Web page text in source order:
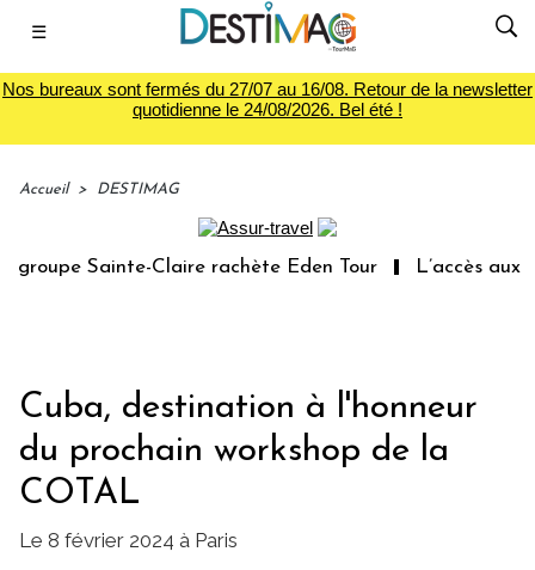
☰
Nos bureaux sont fermés du 27/07 au 16/08. Retour de la newsletter
quotidienne le 24/08/2026. Bel été !
Accueil > DESTIMAG
Sainte-Claire rachète Eden Tour L’accès aux
Cuba, destination à l'honneur
du prochain workshop de la
COTAL
Le 8 février 2024 à Paris